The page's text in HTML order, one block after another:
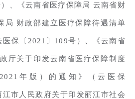
）、《云南省医疗保障局 云南省财
局 财政部建立医疗保障待遇清单
医保〔2021〕109号）、《云南省
厅关于印发云南省医疗保障制度
年版）的通知》（云医保
江市人民政府关于印发丽江市社会